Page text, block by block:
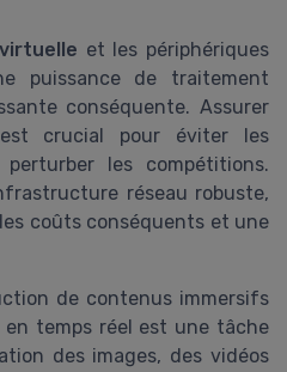
et les périphériques
puissance de traitement
conséquente. Assurer
crucial pour éviter les
les compétitions.
réseau robuste,
coûts conséquents et une
de contenus immersifs
temps réel est une tâche
des images, des vidéos